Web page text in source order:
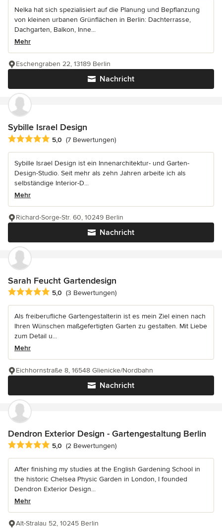
Nelka hat sich spezialisiert auf die Planung und Bepflanzung
von kleinen urbanen Grünflächen in Berlin: Dachterrasse,
Dachgarten, Balkon, Inne...
Mehr
Nachricht
Eschengraben 22, 13189 Berlin
Sybille Israel Design
Durchschnittliche Bewertung: 5 von 5 Sternen
5,0 (7 Bewertungen)
Sybille Israel Design ist ein Innenarchitektur- und Garten-
Design-Studio. Seit mehr als zehn Jahren arbeite ich als
selbständige Interior-D...
Mehr
Nachricht
Richard-Sorge-Str. 60, 10249 Berlin
Sarah Feucht Gartendesign
Durchschnittliche Bewertung: 5 von 5 Sternen
5,0 (3 Bewertungen)
Als freiberufliche Gartengestalterin ist es mein Ziel einen nach
Ihren Wünschen maßgefertigten Garten zu gestalten. Mit Liebe
zum Detail u...
Mehr
Nachricht
Eichhornstraße 8, 16548 Glienicke/Nordbahn
Dendron Exterior Design - Gartengestaltung Berlin
Durchschnittliche Bewertung: 5 von 5 Sternen
5,0 (2 Bewertungen)
After finishing my studies at the English Gardening School in
the historic Chelsea Physic Garden in London, I founded
Dendron Exterior Design...
Mehr
Alt-Stralau 52, 10245 Berlin